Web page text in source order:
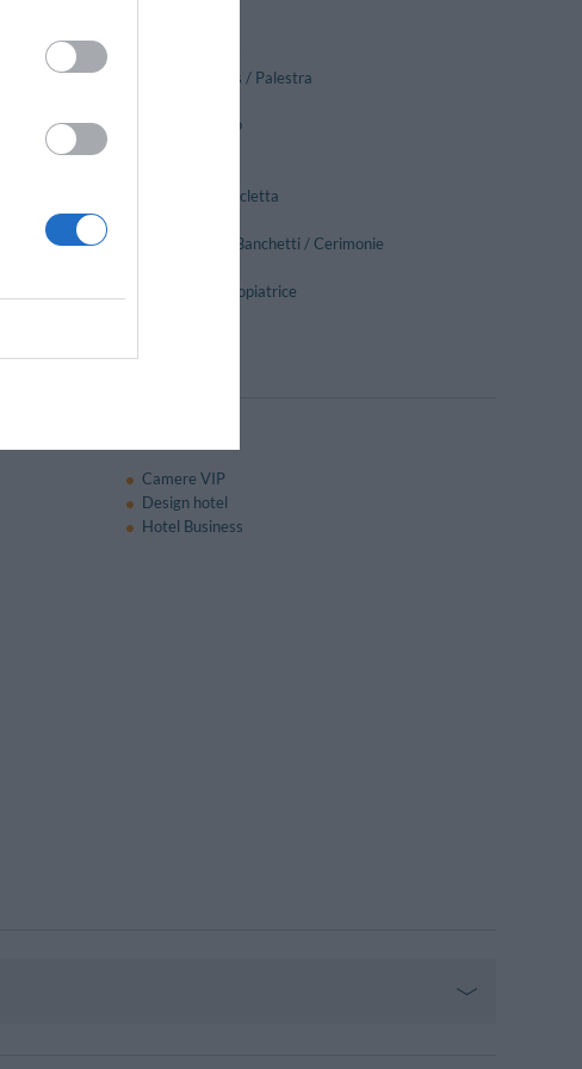
Centro Fitness / Palestra
Idromassaggio
Percorsi in bicicletta
Ricevimenti / Banchetti / Cerimonie
Servizio Fotocopiatrice
Camere VIP
Design hotel
Hotel Business